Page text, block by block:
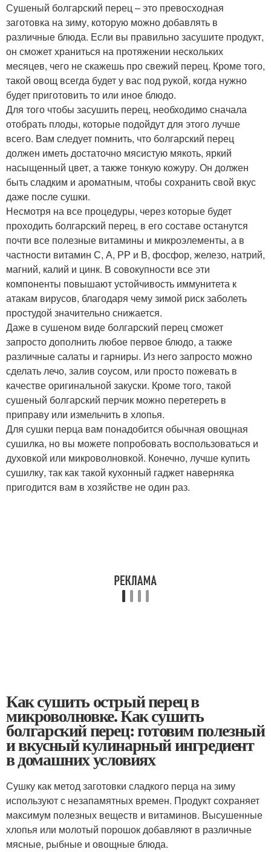
Сушеный болгарский перец – это превосходная
заготовка на зиму, которую можно добавлять в
различные блюда. Если вы правильно засушите продукт,
он сможет храниться на протяжении нескольких
месяцев, чего не скажешь про свежий перец. Кроме того,
такой овощ всегда будет у вас под рукой, когда нужно
будет приготовить то или иное блюдо.
Для того чтобы засушить перец, необходимо сначала
отобрать плоды, которые подойдут для этого лучше
всего. Вам следует помнить, что болгарский перец
должен иметь достаточно мясистую мякоть, яркий
насыщенный цвет, а также тонкую кожуру. Он должен
быть сладким и ароматным, чтобы сохранить свой вкус
даже после сушки.
Несмотря на все процедуры, через которые будет
проходить болгарский перец, в его составе останутся
почти все полезные витамины и микроэлементы, а в
частности витамин С, А, РР и В, фосфор, железо, натрий,
магний, калий и цинк. В совокупности все эти
компоненты повышают устойчивость иммунитета к
атакам вирусов, благодаря чему зимой риск заболеть
простудой значительно снижается.
Даже в сушеном виде болгарский перец сможет
запросто дополнить любое первое блюдо, а также
различные салаты и гарниры. Из него запросто можно
сделать лечо, залив соусом, или просто пожевать в
качестве оригинальной закуски. Кроме того, такой
сушеный болгарский перчик можно перетереть в
приправу или измельчить в хлопья.
Для сушки перца вам понадобится обычная овощная
сушилка, но вы можете попробовать воспользоваться и
духовкой или микроволновкой. Конечно, лучше купить
сушилку, так как такой кухонный гаджет наверняка
пригодится вам в хозяйстве не один раз.
Как сушить острый перец в
микроволновке. Как сушить
болгарский перец: готовим полезный
и вкусный кулинарный ингредиент
в домашних условиях
Сушку как метод заготовки сладкого перца на зиму
используют с незапамятных времен. Продукт сохраняет
максимум полезных веществ и витаминов. Высушенные
хлопья или молотый порошок добавляют в различные
мясные, рыбные и овощные блюда.